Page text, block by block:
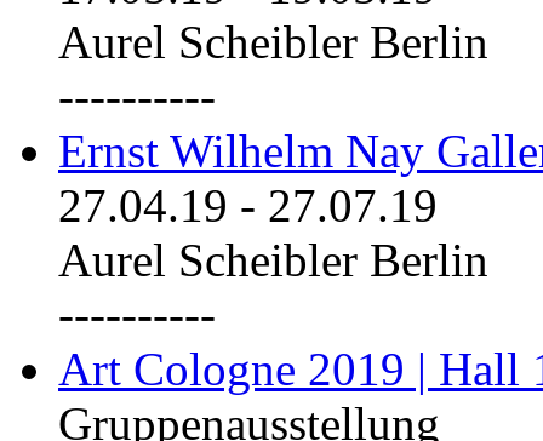
Aurel Scheibler Berlin
----------
Ernst Wilhelm Nay
27.04.19 - 27.07.19
Aurel Scheibler Berlin
----------
Art Cologne 2019 | Hall
Gruppenausstellung